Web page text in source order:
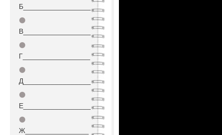
Б_________________
⚫
В_________________
⚫
Г_________________
⚫
Д_________________
⚫
Е_________________
⚫
Ж________________